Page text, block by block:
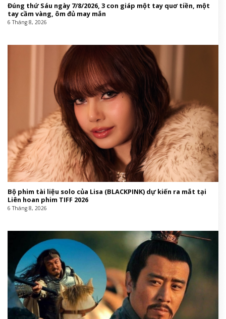
Đúng thứ Sáu ngày 7/8/2026, 3 con giáp một tay quơ tiền, một
tay cầm vàng, ôm đủ may mắn
6 Tháng 8, 2026
Bộ phim tài liệu solo của Lisa (BLACKPINK) dự kiến ra mắt tại
Liên hoan phim TIFF 2026
6 Tháng 8, 2026